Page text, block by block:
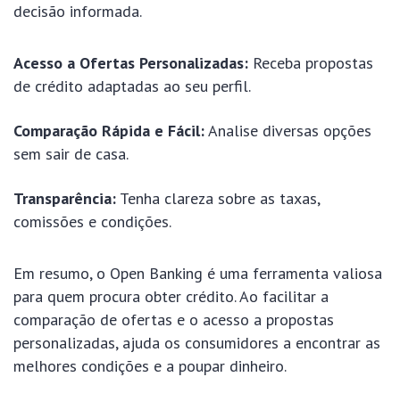
decisão informada.
Acesso a Ofertas Personalizadas: Receba propostas
de crédito adaptadas ao seu perfil.
Comparação Rápida e Fácil:Analise diversas opções
sem sair de casa.
Transparência: Tenha clareza sobre as taxas,
comissões e condições.
Em resumo, o Open Banking é uma ferramenta valiosa
para quem procura obter crédito. Ao facilitar a
comparação de ofertas e o acesso a propostas
personalizadas, ajuda os consumidores a encontrar as
melhores condições e a poupar dinheiro.